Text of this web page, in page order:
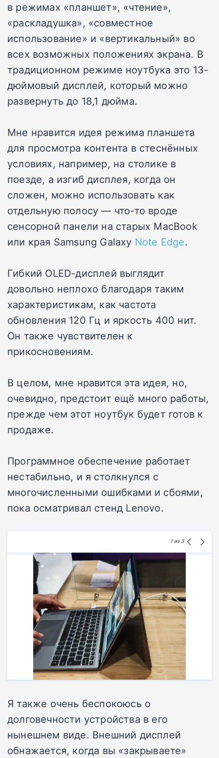
в режимах «планшет», «чтение»,
«раскладушка», «совместное
использование» и «вертикальный» во
всех возможных положениях экрана. В
традиционном режиме ноутбука это 13-
дюймовый дисплей, который можно
развернуть до 18,1 дюйма.
Мне нравится идея режима планшета
для просмотра контента в стеснённых
условиях, например, на столике в
поезде, а изгиб дисплея, когда он
сложен, можно использовать как
отдельную полосу — что-то вроде
сенсорной панели на старых MacBook
или края Samsung Galaxy Note Edge.
Гибкий OLED-дисплей выглядит
довольно неплохо благодаря таким
характеристикам, как частота
обновления 120 Гц и яркость 400 нит.
Он также чувствителен к
прикосновениям.
В целом, мне нравится эта идея, но,
очевидно, предстоит ещё много работы,
прежде чем этот ноутбук будет готов к
продаже.
Программное обеспечение работает
нестабильно, и я столкнулся с
многочисленными ошибками и сбоями,
пока осматривал стенд Lenovo.
1 из 3
Я также очень беспокоюсь о
долговечности устройства в его
нынешнем виде. Внешний дисплей
обнажается, когда вы «закрываете»